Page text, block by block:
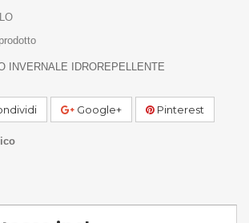
INVERNALE IDROREPELLENTE
Google+ Pinterest